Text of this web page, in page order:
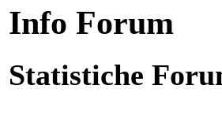
Info Forum
Statistiche